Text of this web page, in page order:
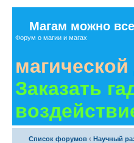
Магам можно все
Форум о магии и магах
магической
Заказать
Список форумов ‹ Научный